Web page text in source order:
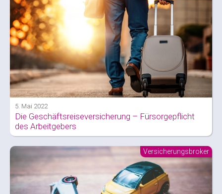
5. Mai 2022
Die Geschäftsreiseversicherung – Fürsorgepflicht
des Arbeitgebers
Versicherungsbroker